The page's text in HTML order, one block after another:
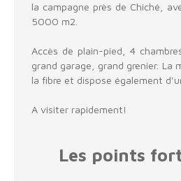
la campagne près de Chiché,
5000 m2.
Accès de plain-pied, 4
grand garage, grand grenier. La
la fibre et dispose également
A visiter rapidement!
Les points